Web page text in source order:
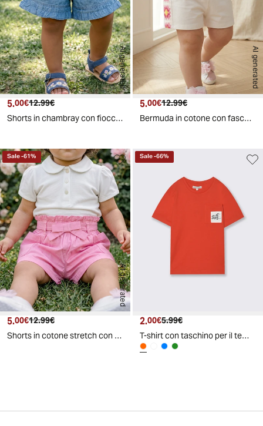
AI generated
Prezzo attuale
5.00€ Prezzo originale
12.99€
Shorts in chambray con fiocchetti e rouche - Denim
AI generated
Prezzo attuale
5.00€ Prezzo originale
12.99€
Bermuda in cotone con fasce crochet - Bianco latte
AI generated
Sale-61%
Prezzo attuale
5.00€ Prezzo originale
12.99€
Shorts in cotone stretch con tasche laterali - Rosa
Sale-66%
Prezzo attuale
2.00€ Prezzo originale
5.99€
T-shirt con taschino per il tempo libero - Aragosta